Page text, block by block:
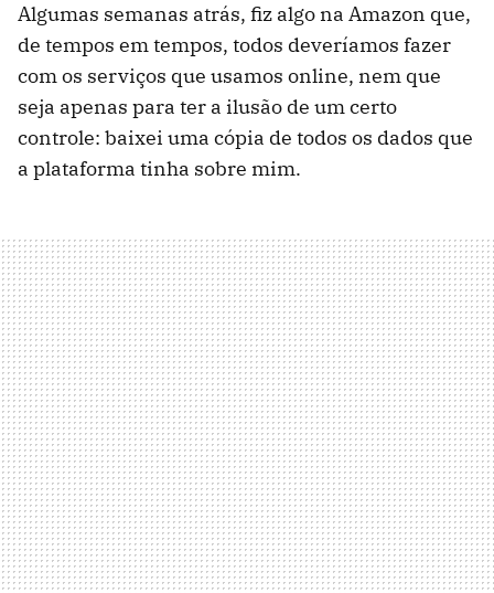
Algumas semanas atrás, fiz algo na Amazon que,
de tempos em tempos, todos deveríamos fazer
com os serviços que usamos online, nem que
seja apenas para ter a ilusão de um certo
controle: baixei uma cópia de todos os dados que
a plataforma tinha sobre mim.